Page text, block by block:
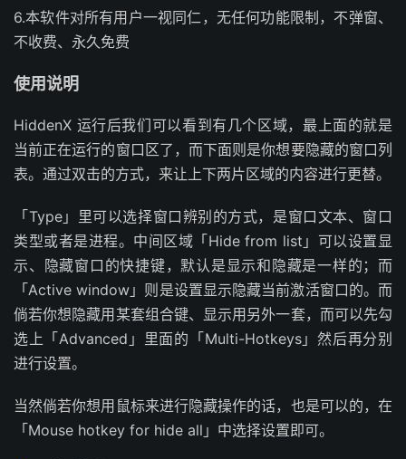
6.本软件对所有用户一视同仁，无任何功能限制，不弹窗、
不收费、永久免费
使用说明
HiddenX 运行后我们可以看到有几个区域，最上面的就是
当前正在运行的窗口区了，而下面则是你想要隐藏的窗口列
表。通过双击的方式，来让上下两片区域的内容进行更替。
「Type」里可以选择窗口辨别的方式，是窗口文本、窗口
类型或者是进程。中间区域「Hide from list」可以设置显
示、隐藏窗口的快捷键，默认是显示和隐藏是一样的；而
「Active window」则是设置显示隐藏当前激活窗口的。而
倘若你想隐藏用某套组合键、显示用另外一套，而可以先勾
选上「Advanced」里面的「Multi-Hotkeys」然后再分别
进行设置。
当然倘若你想用鼠标来进行隐藏操作的话，也是可以的，在
「Mouse hotkey for hide all」中选择设置即可。